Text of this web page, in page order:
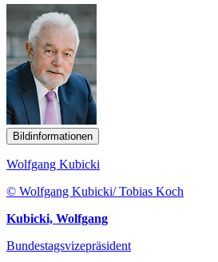
Bildinformationen
Wolfgang Kubicki
© Wolfgang Kubicki/ Tobias Koch
Kubicki, Wolfgang
Bundestagsvizepräsident